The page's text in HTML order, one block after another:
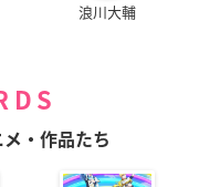
浪川大輔
・作品たち